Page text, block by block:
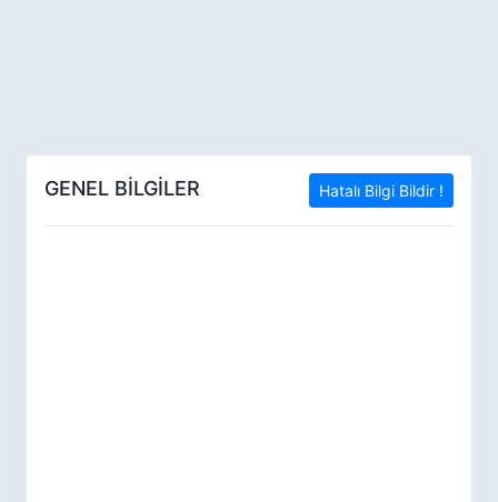
GENEL BİLGİLER Hatalı Bilgi Bildir !